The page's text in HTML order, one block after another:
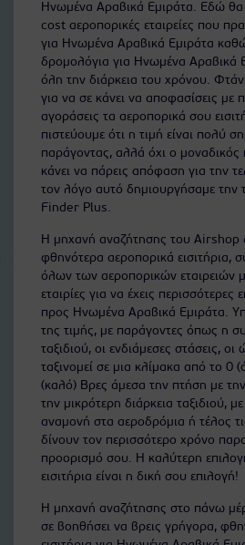
Ηνωμένα Αραβικά Εμιράτα. Εδώ θα
cost αεροπορικές εταιρείες που
για Ηνωμένα Αραβικά Εμιράτα
δρομολόγια για Ηνωμένα Αραβικά
όλη την διάρκεια του χρόνου.
για να σε κάνει να αποφασίσεις με
αγοράσεις τα αεροπορικά σου
πιστεύουμε ότι η τιμή είναι πολύ
παράγοντας, αλλά όχι ο
κάνει να πάρεις απόφαση για την
τον λόγο αυτό δημιουργήσαμε την
Finder Plus.
Η μηχανή αναζήτησης του Airshop
φθηνότερα αεροπορικά εισιτήρια,
όλων των αεροπορικών εταιρειών
εταιρίες για να έχεις περισσότερες
προς Ηνωμένα Αραβικά Εμιράτα.
της τιμής, με παράγοντες όπως η
ταξιδιού, οι ενδιάμεσες στάσεις,
ταξινομεί σε μια κλίμακα από το 0
(καλό) Βρες άμεσα την πτήση με
την μικρότερη διάρκεια ταξιδιού,
αναμονή στα αεροδρόμια ή τέλος
δίνουν τον περισσότερο χρόνο
προορισμό σου. Η καλύτερη
εισιτήρια είναι η δική σου επιλογή!
Η μηχανή αναζήτησης στο πάνω
σε βοηθήσει να βρεις γρήγορα,